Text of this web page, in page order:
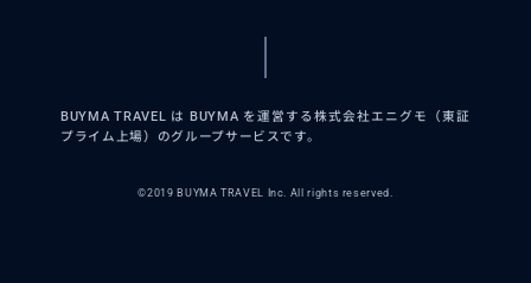
BUYMA TRAVEL は BUYMA を運営する株式会社エニグモ（東証
プライム上場）のグループサービスです。
©2019 BUYMA TRAVEL Inc. All rights reserved.